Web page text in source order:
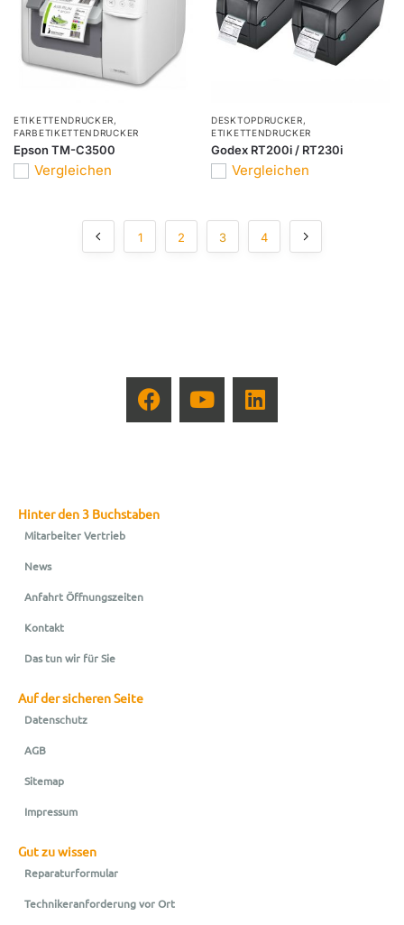
ETIKETTENDRUCKER,
FARBETIKETTENDRUCKER
Epson TM-C3500
Vergleichen
DESKTOPDRUCKER,
ETIKETTENDRUCKER
Godex RT200i / RT230i
Vergleichen
1 2 3 4
Hinter den 3 Buchstaben
Mitarbeiter Vertrieb
News
Anfahrt Öffnungszeiten
Kontakt
Das tun wir für Sie
Auf der sicheren Seite
Datenschutz
AGB
Sitemap
Impressum
Gut zu wissen
Reparaturformular
Technikeranforderung vor Ort